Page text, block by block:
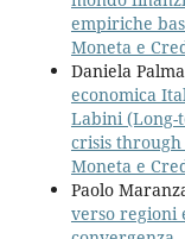
empiriche
Moneta e
Daniela
economica
Labini (Long-
crisis through
Moneta e
Paolo
verso regioni